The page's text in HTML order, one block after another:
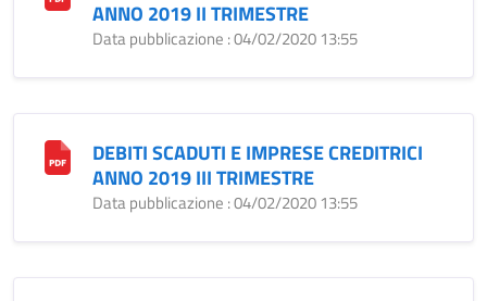
ANNO 2019 II TRIMESTRE
Data pubblicazione : 04/02/2020 13:55
DEBITI SCADUTI E IMPRESE CREDITRICI
ANNO 2019 III TRIMESTRE
Data pubblicazione : 04/02/2020 13:55